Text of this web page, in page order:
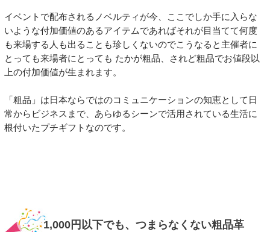
イベントで配布されるノベルティが今、ここでしか手に入らな
いような付加価値のあるアイテムであればそれが目当てて何度
も来場する人も出ることも珍しくないのでこうなると主催者に
とっても来場者にとっても たかが粗品、されど粗品でお値段以
上の付加価値が生まれます。
「粗品」は日本ならではのコミュニケーションの知恵として日
常からビジネスまで、あらゆるシーンで活用されている生活に
根付いたプチギフトなのです。
1,000円以下でも、つまらなくない粗品革